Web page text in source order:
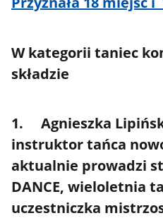
W kategorii taniec
składzie
1. Agnieszka
instruktor tańca
aktualnie prowadzi
DANCE, wieloletnia
uczestniczka